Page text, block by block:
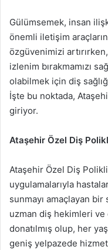
Gülümsemek, insan
önemli iletişim
özgüvenimizi
izlenim bırakmamızı
olabilmek için diş
İşte bu noktada,
giriyor.
Ataşehir Özel Diş
Ataşehir Özel Diş
uygulamalarıyla
sunmayı amaçlayan
uzman diş hekimleri
donatılmış olup, her
geniş yelpazede hizmet